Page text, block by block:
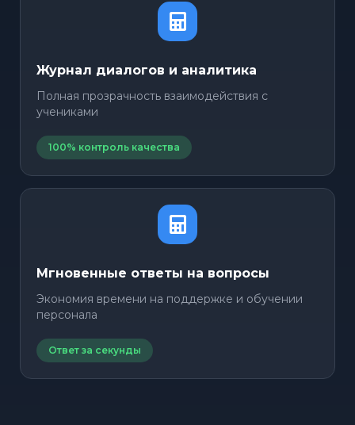
Журнал диалогов и аналитика
Полная прозрачность взаимодействия с
учениками
100% контроль качества
Мгновенные ответы на вопросы
Экономия времени на поддержке и обучении
персонала
Ответ за секунды